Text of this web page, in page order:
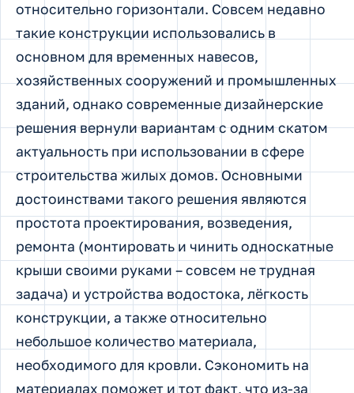
относительно горизонтали. Совсем недавно
такие конструкции использовались в
основном для временных навесов,
хозяйственных сооружений и промышленных
зданий, однако современные дизайнерские
решения вернули вариантам с одним скатом
актуальность при использовании в сфере
строительства жилых домов. Основными
достоинствами такого решения являются
простота проектирования, возведения,
ремонта (монтировать и чинить односкатные
крыши своими руками – совсем не трудная
задача) и устройства водостока, лёгкость
конструкции, а также относительно
небольшое количество материала,
необходимого для кровли. Сэкономить на
материалах поможет и тот факт, что из-за